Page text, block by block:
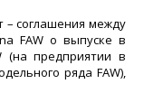
– соглашения между
FAW о выпуске в
(на предприятии в
ряда FAW),